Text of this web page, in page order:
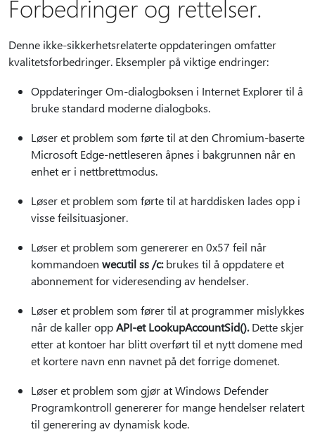
Forbedringer og rettelser.
Denne ikke-sikkerhetsrelaterte oppdateringen omfatter
kvalitetsforbedringer. Eksempler på viktige endringer:
Oppdateringer Om-dialogboksen i Internet Explorer til å
bruke standard moderne dialogboks.
Løser et problem som førte til at den Chromium-baserte
Microsoft Edge-nettleseren åpnes i bakgrunnen når en
enhet er i nettbrettmodus.
Løser et problem som førte til at harddisken lades opp i
visse feilsituasjoner.
Løser et problem som genererer en 0x57 feil når
kommandoen wecutil ss /c:brukes til å oppdatere et
abonnement for videresending av hendelser.
Løser et problem som fører til at programmer mislykkes
når de kaller oppAPI-et LookupAccountSid().Dette skjer
etter at kontoer har blitt overført til et nytt domene med
et kortere navn enn navnet på det forrige domenet.
Løser et problem som gjør at Windows Defender
Programkontroll genererer for mange hendelser relatert
til generering av dynamisk kode.